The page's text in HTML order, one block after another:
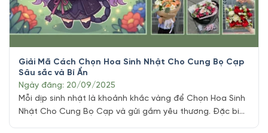
Giải Mã Cách Chọn Hoa Sinh Nhật Cho Cung Bọ Cạp
Sâu sắc và Bí Ẩn
Ngày đăng: 20/09/2025
Mỗi dịp sinh nhật là khoảnh khắc vàng để Chọn Hoa Sinh
Nhật Cho Cung Bọ Cạp và gửi gắm yêu thương. Đặc biệt